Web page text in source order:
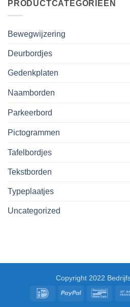
PRODUCTCATEGORIEËN
Bewegwijzering
Deurbordjes
Gedenkplaten
Naamborden
Parkeerbord
Pictogrammen
Tafelbordjes
Tekstborden
Typeplaatjes
Uncategorized
Copyright 2022
IDeal
PayPal